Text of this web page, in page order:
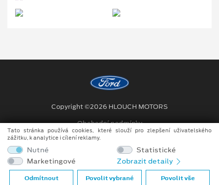
Copyright ©2026 HLOUCH MOTORS
Obchodní podmínky
Ochrana osobních údajů
Prohlášení o zpracování údajů konečných zákazníků
Při tvorbě videí a obrázků na tomto webu je využíváno kombinace
Tato stránka používá cookies, které slouží pro zlepšení uživatelského
zážitku, k analytice i cílení reklamy.
Nutné
Statistické
Marketingové
Zobrazit detaily
Odmítnout Povolit vybrané Povolit vše